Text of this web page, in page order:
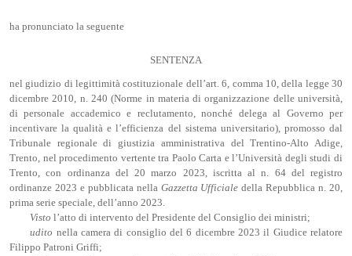
ha pronunciato la seguente
SENTENZA
nel giudizio di legittimità costituzionale dell’art. 6, comma 10, della legge 30
dicembre 2010, n. 240 (Norme in materia di organizzazione delle università,
di personale accademico e reclutamento, nonché delega al Governo per
incentivare la qualità e l’efficienza del sistema universitario), promosso dal
Tribunale regionale di giustizia amministrativa del Trentino-Alto Adige,
Trento, nel procedimento vertente tra Paolo Carta e l’Università degli studi di
Trento, con ordinanza del 20 marzo 2023, iscritta al n. 64 del registro
ordinanze 2023 e pubblicata nella Gazzetta Ufficiale della Repubblica n. 20,
prima serie speciale, dell’anno 2023.
Visto l’atto di intervento del Presidente del Consiglio dei ministri;
udito nella camera di consiglio del 6 dicembre 2023 il Giudice relatore
Filippo Patroni Griffi;